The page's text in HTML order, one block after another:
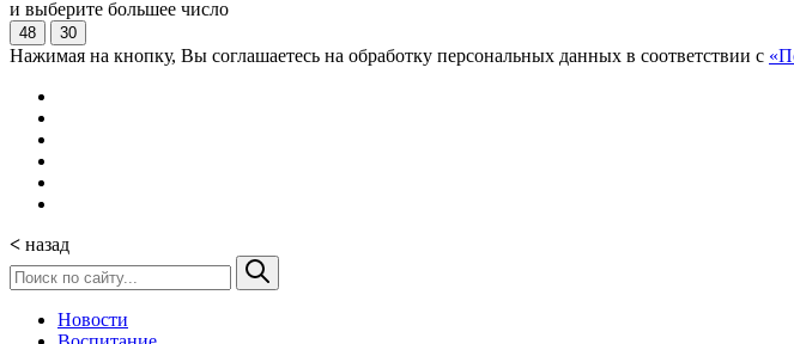
и выберите большее число
48 30
Нажимая на кнопку, Вы соглашаетесь на обработку персональных данных в соответствии с
< назад
Новости